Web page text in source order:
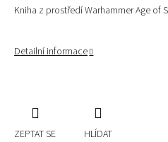
Kniha z prostředí Warhammer Age of
Detailní informace
ZEPTAT SE HLÍDAT